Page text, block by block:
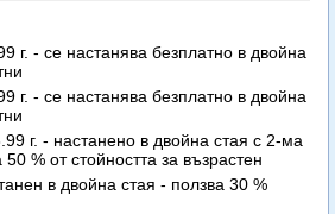
г. - се настанява безплатно в двойна
г. - се настанява безплатно в двойна
г. - настанено в двойна стая с 2-ма
% от стойността за възрастен
в двойна стая - ползва 30 %